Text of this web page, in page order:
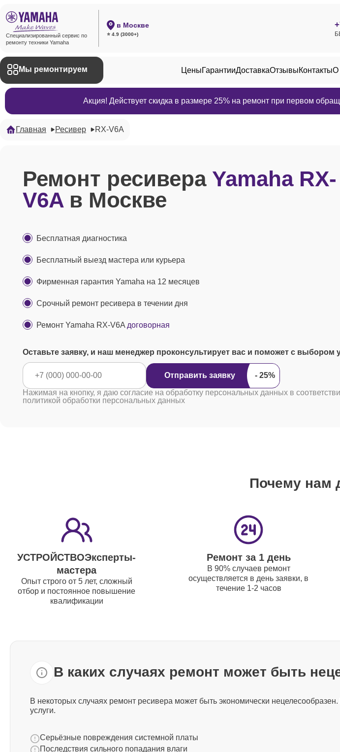
Специализированный сервис по
ремонту техники Yamaha
в Москве
⭐ 4.9 (3000+)
Мы ремонтируем ЦеныГарантииДоставкаОтзывыКонтактыО
Акция! Действует скидка в размере 25% на ремонт при первом
Главная Ресивер RX-V6A
Ремонт ресивера Yamaha RX-
V6A в Москве
Бесплатная диагностика
Бесплатный выезд мастера или курьера
Фирменная гарантия Yamaha на 12 месяцев
Срочный ремонт ресивера в течении дня
Ремонт Yamaha RX-V6A договорная
Оставьте заявку, и наш менеджер проконсультирует вас и поможет с выбором
Отправить заявку
Нажимая на кнопку, я даю согласие на обработку персональных данных в
политикой обработки персональных данных
Почему нам
УСТРОЙСТВОЭксперты-
мастера
Опыт строго от 5 лет, сложный
отбор и постоянное повышение
квалификации
Ремонт за 1 день
В 90% случаев ремонт
осуществляется в день заявки, в
течение 1-2 часов
В каких случаях ремонт может быть
В некоторых случаях ремонт ресивера может быть экономически
услуги.
Серьёзные повреждения системной платы
Последствия сильного попадания влаги